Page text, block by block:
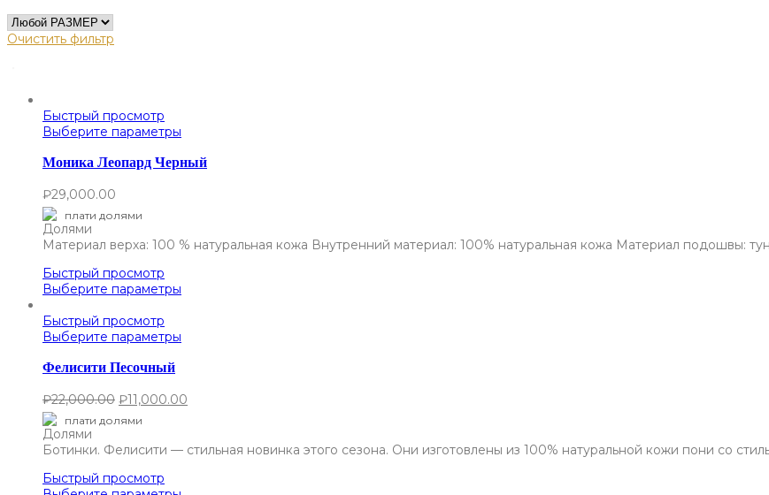
Очистить фильтр
Быстрый просмотр
Выберите параметры
Моника Леопард Черный
₽29,000.00
плати долями
Материал верха: 100 % натуральная кожа Внутренний материал: 100% натуральная кожа Материал подошвы:
Быстрый просмотр
Выберите параметры
Быстрый просмотр
Выберите параметры
Фелисити Песочный
₽22,000.00 ₽11,000.00
плати долями
Ботинки. Фелисити — стильная новинка этого сезона. Они изготовлены из 100% натуральной кожи пони со
Быстрый просмотр